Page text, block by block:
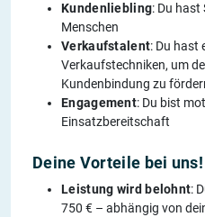
Kundenliebling: Du hast
Menschen
Verkaufstalent: Du hast
Verkaufstechniken, um
Kundenbindung zu
Engagement: Du bist
Einsatzbereitschaft
Deine Vorteile bei uns!
Leistung wird belohnt:
750 € – abhängig von